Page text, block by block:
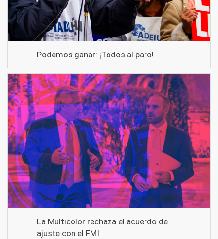
Podemos ganar: ¡Todos al paro!
La Multicolor rechaza el acuerdo de
ajuste con el FMI